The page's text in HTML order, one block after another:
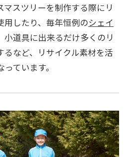
マスツリーを制作する際にリ
用したり、毎年恒例のシェイ
小道具に出来るだけ多くのリ
るなど、リサイクル素材を活
ています。